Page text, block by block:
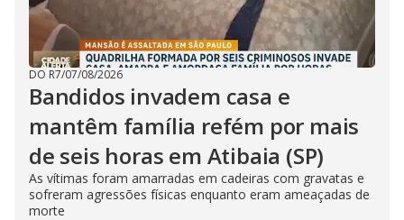
DO R7/07/08/2026
Bandidos invadem casa e
mantêm família refém por mais
de seis horas em Atibaia (SP)
As vítimas foram amarradas em cadeiras com gravatas e
sofreram agressões físicas enquanto eram ameaçadas de
morte